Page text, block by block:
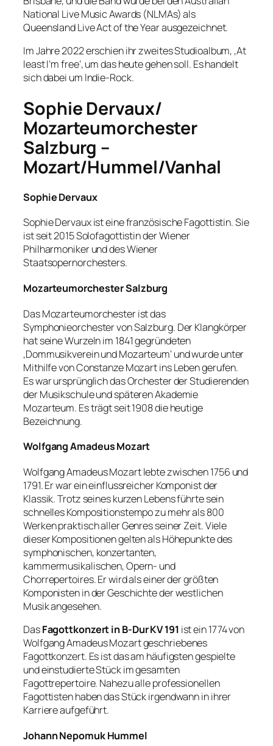
National Live Music Awards (NLMAs) als
Queensland Live Act of the Year ausgezeichnet.
Im Jahre 2022 erschien ihr zweites Studioalbum, ‚At
least I’m free‘, um das heute gehen soll. Es handelt
sich dabei um Indie-Rock.
Sophie Dervaux/
Mozarteumorchester
Salzburg –
Mozart/Hummel/Vanhal
Sophie Dervaux
Sophie Dervaux ist eine französische Fagottistin. Sie
ist seit 2015 Solofagottistin der Wiener
Philharmoniker und des Wiener
Staatsopernorchesters.
Mozarteumorchester Salzburg
Das Mozarteumorchester ist das
Symphonieorchester von Salzburg. Der Klangkörper
hat seine Wurzeln im 1841 gegründeten
‚Dommusikverein und Mozarteum‘ und wurde unter
Mithilfe von Constanze Mozart ins Leben gerufen.
Es war ursprünglich das Orchester der Studierenden
der Musikschule und späteren Akademie
Mozarteum. Es trägt seit 1908 die heutige
Bezeichnung.
Wolfgang Amadeus Mozart
Wolfgang Amadeus Mozart lebte zwischen 1756 und
1791. Er war ein einflussreicher Komponist der
Klassik. Trotz seines kurzen Lebens führte sein
schnelles Kompositionstempo zu mehr als 800
Werken praktisch aller Genres seiner Zeit. Viele
dieser Kompositionen gelten als Höhepunkte des
symphonischen, konzertanten,
kammermusikalischen, Opern- und
Chorrepertoires. Er wird als einer der größten
Komponisten in der Geschichte der westlichen
Musik angesehen.
DasFagottkonzert in B-Dur KV 191 ist ein 1774 von
Wolfgang Amadeus Mozart geschriebenes
Fagottkonzert. Es ist das am häufigsten gespielte
und einstudierte Stück im gesamten
Fagottrepertoire. Nahezu alle professionellen
Fagottisten haben das Stück irgendwann in ihrer
Karriere aufgeführt.
Johann Nepomuk Hummel